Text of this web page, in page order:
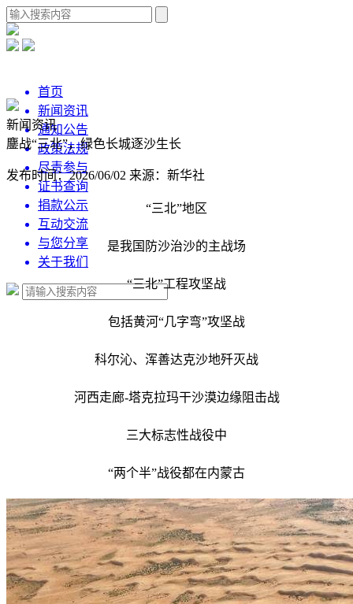
首页
新闻资讯
通知公告
政策法规
尽责参与
证书查询
捐款公示
互动交流
与您分享
关于我们
新闻资讯
鏖战“三北”，绿色长城逐沙生长
发布时间：2026/06/02 来源：新华社
“三北”地区
是我国防沙治沙的主战场
“三北”工程攻坚战
包括黄河“几字弯”攻坚战
科尔沁、浑善达克沙地歼灭战
河西走廊-塔克拉玛干沙漠边缘阻击战
三大标志性战役中
“两个半”战役都在内蒙古